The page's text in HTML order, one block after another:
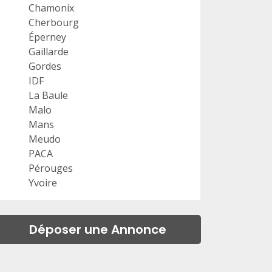
Chamonix
Cherbourg
Éperney
Gaillarde
Gordes
IDF
La Baule
Malo
Mans
Meudo
PACA
Pérouges
Yvoire
Déposer une Annonce